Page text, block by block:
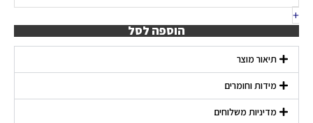
+
הוספה לסל
תיאור מוצר
מידות וחומרים
מדיניות משלוחים